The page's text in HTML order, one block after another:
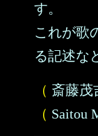
す。
これが歌
る記述な
（ 斎藤茂
（ Saitou